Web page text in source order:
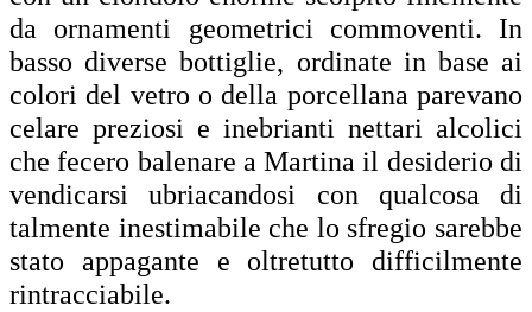
da ornamenti geometrici commoventi. In
basso diverse bottiglie, ordinate in base ai
colori del vetro o della porcellana parevano
celare preziosi e inebrianti nettari alcolici
che fecero balenare a Martina il desiderio di
vendicarsi ubriacandosi con qualcosa di
talmente inestimabile che lo sfregio sarebbe
stato appagante e oltretutto difficilmente
rintracciabile.